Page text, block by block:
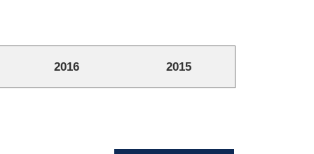
2016 2015